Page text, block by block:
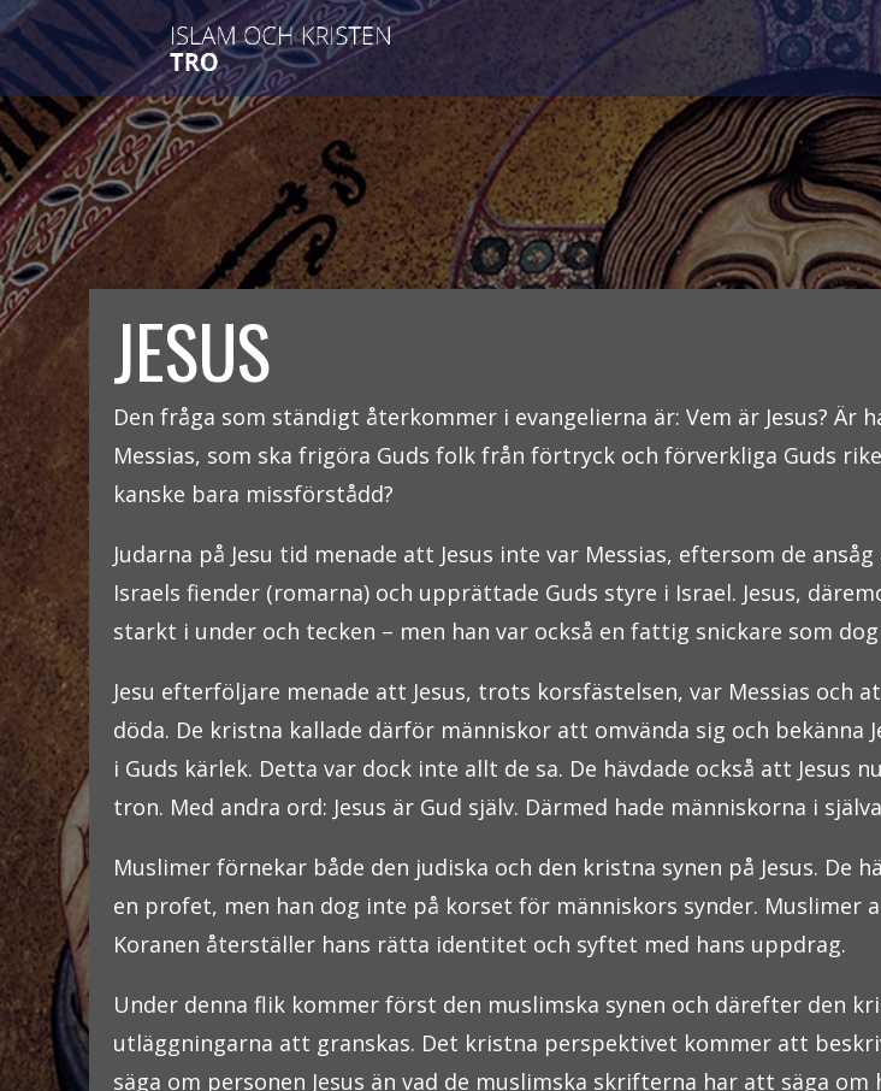
JESUS
Den fråga som ständigt återkommer i evangelierna är: Vem är Jesus?
Messias, som ska frigöra Guds folk från förtryck och förverkliga Guds
kanske bara missförstådd?
Judarna på Jesu tid menade att Jesus inte var Messias, eftersom de
Israels fiender (romarna) och upprättade Guds styre i Israel. Jesus,
starkt i under och tecken – men han var också en fattig snickare som
Jesu efterföljare menade att Jesus, trots korsfästelsen, var Messias och
döda. De kristna kallade därför människor att omvända sig och
i Guds kärlek. Detta var dock inte allt de sa. De hävdade också att Jesus
tron. Med andra ord: Jesus är Gud själv. Därmed hade människorna i
Muslimer förnekar både den judiska och den kristna synen på Jesus. De
en profet, men han dog inte på korset för människors synder. Muslimer
Koranen återställer hans rätta identitet och syftet med hans uppdrag.
Under denna flik kommer först den muslimska synen och därefter den
utläggningarna att granskas. Det kristna perspektivet kommer att
säga om personen Jesus än vad de muslimska skrifterna har att säga om